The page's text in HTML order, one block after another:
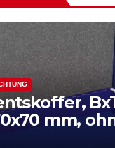
mm,